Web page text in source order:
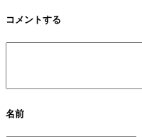
コメントする
名前